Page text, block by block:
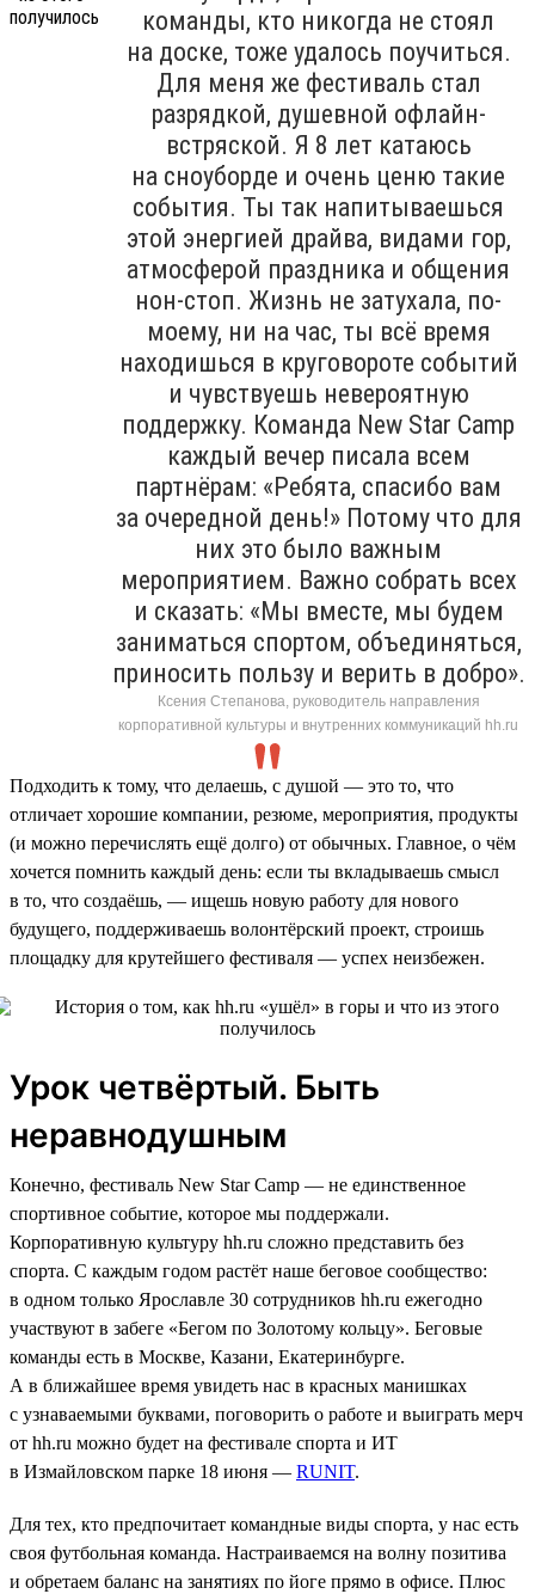
команды, кто никогда не стоял
на доске, тоже удалось поучиться.
Для меня же фестиваль стал
разрядкой, душевной офлайн-
встряской. Я 8 лет катаюсь
на сноуборде и очень ценю такие
события. Ты так напитываешься
этой энергией драйва, видами гор,
атмосферой праздника и общения
нон-стоп. Жизнь не затухала, по-
моему, ни на час, ты всё время
находишься в круговороте событий
и чувствуешь невероятную
поддержку. Команда New Star Camp
каждый вечер писала всем
партнёрам: «Ребята, спасибо вам
за очередной день!» Потому что для
них это было важным
мероприятием. Важно собрать всех
и сказать: «Мы вместе, мы будем
заниматься спортом, объединяться,
приносить пользу и верить в добро».
Ксения Степанова, руководитель направления
корпоративной культуры и внутренних коммуникаций hh.ru
Подходить к тому, что делаешь, с душой — это то, что
отличает хорошие компании, резюме, мероприятия, продукты
(и можно перечислять ещё долго) от обычных. Главное, о чём
хочется помнить каждый день: если ты вкладываешь смысл
в то, что создаёшь, — ищешь новую работу для нового
будущего, поддерживаешь волонтёрский проект, строишь
площадку для крутейшего фестиваля — успех неизбежен.
Урок четвёртый. Быть
неравнодушным
Конечно, фестиваль New Star Camp — не единственное
спортивное событие, которое мы поддержали.
Корпоративную культуру hh.ru сложно представить без
спорта. С каждым годом растёт наше беговое сообщество:
в одном только Ярославле 30 сотрудников hh.ru ежегодно
участвуют в забеге «Бегом по Золотому кольцу». Беговые
команды есть в Москве, Казани, Екатеринбурге.
А в ближайшее время увидеть нас в красных манишках
с узнаваемыми буквами, поговорить о работе и выиграть мерч
от hh.ru можно будет на фестивале спорта и ИТ
в Измайловском парке 18 июня — RUNIT.
Для тех, кто предпочитает командные виды спорта, у нас есть
своя футбольная команда. Настраиваемся на волну позитива
и обретаем баланс на занятиях по йоге прямо в офисе. Плюс